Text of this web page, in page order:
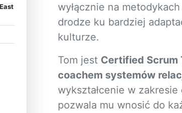
wyłącznie na
drodze ku bardziej
kulturze.
Tom jest Certified Scrum
coachem systemów
wykształcenie w zakresie
pozwala mu wnosić do